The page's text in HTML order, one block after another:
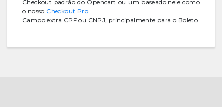
Checkout padrão do Opencart ou um baseado nele como
o nosso Checkout Pro
Campo extra CPF ou CNPJ, principalmente para o Boleto